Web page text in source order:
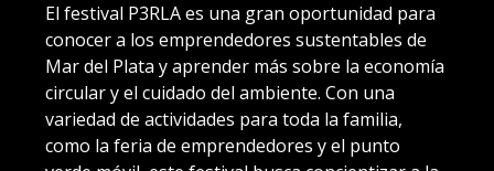
El festival P3RLA es una gran oportunidad para
conocer a los emprendedores sustentables de
Mar del Plata y aprender más sobre la economía
circular y el cuidado del ambiente. Con una
variedad de actividades para toda la familia,
como la feria de emprendedores y el punto